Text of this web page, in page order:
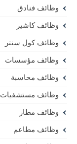
وظائف فنادق
وظائف كاشير
وظائف كول سنتر
وظائف مؤسسات
وظائف محاسبة
وظائف مستشفيات
وظائف مطار
وظائف مطاعم